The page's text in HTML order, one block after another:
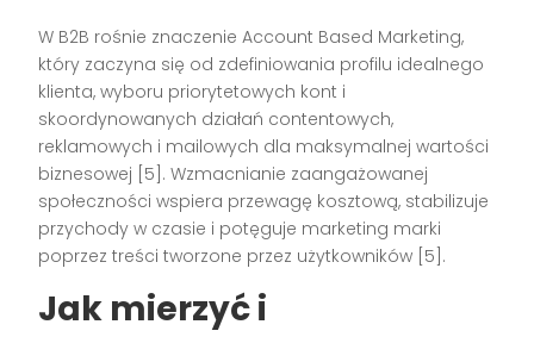
W B2B rośnie znaczenie Account Based Marketing,
który zaczyna się od zdefiniowania profilu idealnego
klienta, wyboru priorytetowych kont i
skoordynowanych działań contentowych,
reklamowych i mailowych dla maksymalnej wartości
biznesowej [5]. Wzmacnianie zaangażowanej
społeczności wspiera przewagę kosztową, stabilizuje
przychody w czasie i potęguje marketing marki
poprzez treści tworzone przez użytkowników [5].
Jak mierzyć i